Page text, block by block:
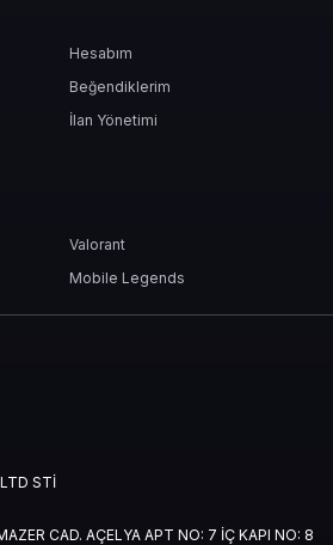
Hesabım
Beğendiklerim
İlan Yönetimi
Valorant
Mobile Legends
STİ
CAD. AÇELYA APT NO: 7 İÇ KAPI NO: 8